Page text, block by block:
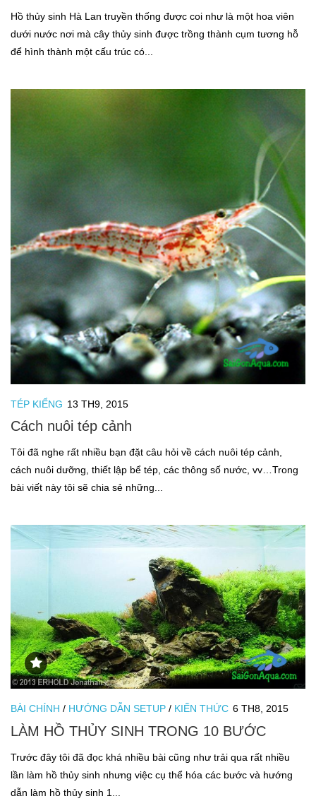
Tép kiểng
Tôm kiểng
CỬA HÀNG THỦY SINH
Hồ thủy sinh Hà Lan truyền thống được coi như là một hoa viên
dưới nước nơi mà cây thủy sinh được trồng thành cụm tương hỗ
để hình thành một cấu trúc có...
TÉP KIỂNG 13 TH9, 2015
Cách nuôi tép cảnh
Tôi đã nghe rất nhiều bạn đặt câu hỏi về cách nuôi tép cảnh,
cách nuôi dưỡng, thiết lập bể tép, các thông số nước, vv…Trong
bài viết này tôi sẽ chia sẻ những...
BÀI CHÍNH / HƯỚNG DẪN SETUP / KIẾN THỨC 6 TH8, 2015
LÀM HỒ THỦY SINH TRONG 10 BƯỚC
Trước đây tôi đã đọc khá nhiều bài cũng như trải qua rất nhiều
lần làm hồ thủy sinh nhưng việc cụ thể hóa các bước và hướng
dẫn làm hồ thủy sinh 1...